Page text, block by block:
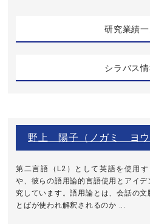
研究業績
シラバス
野上 陽子（ノガミ ヨウ
第二言語（L2）として英語を使用
や、彼らの語用論的言語使用とアイ
究しています。語用論とは、会話の
とばが使われ解釈されるのか ...